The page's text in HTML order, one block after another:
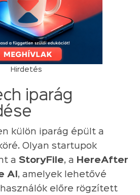
Hirdetés
iparág
külön iparág épült a
Olyan startupok
a StoryFile, a HereAfter
AI , amelyek lehetővé
előre rögzített